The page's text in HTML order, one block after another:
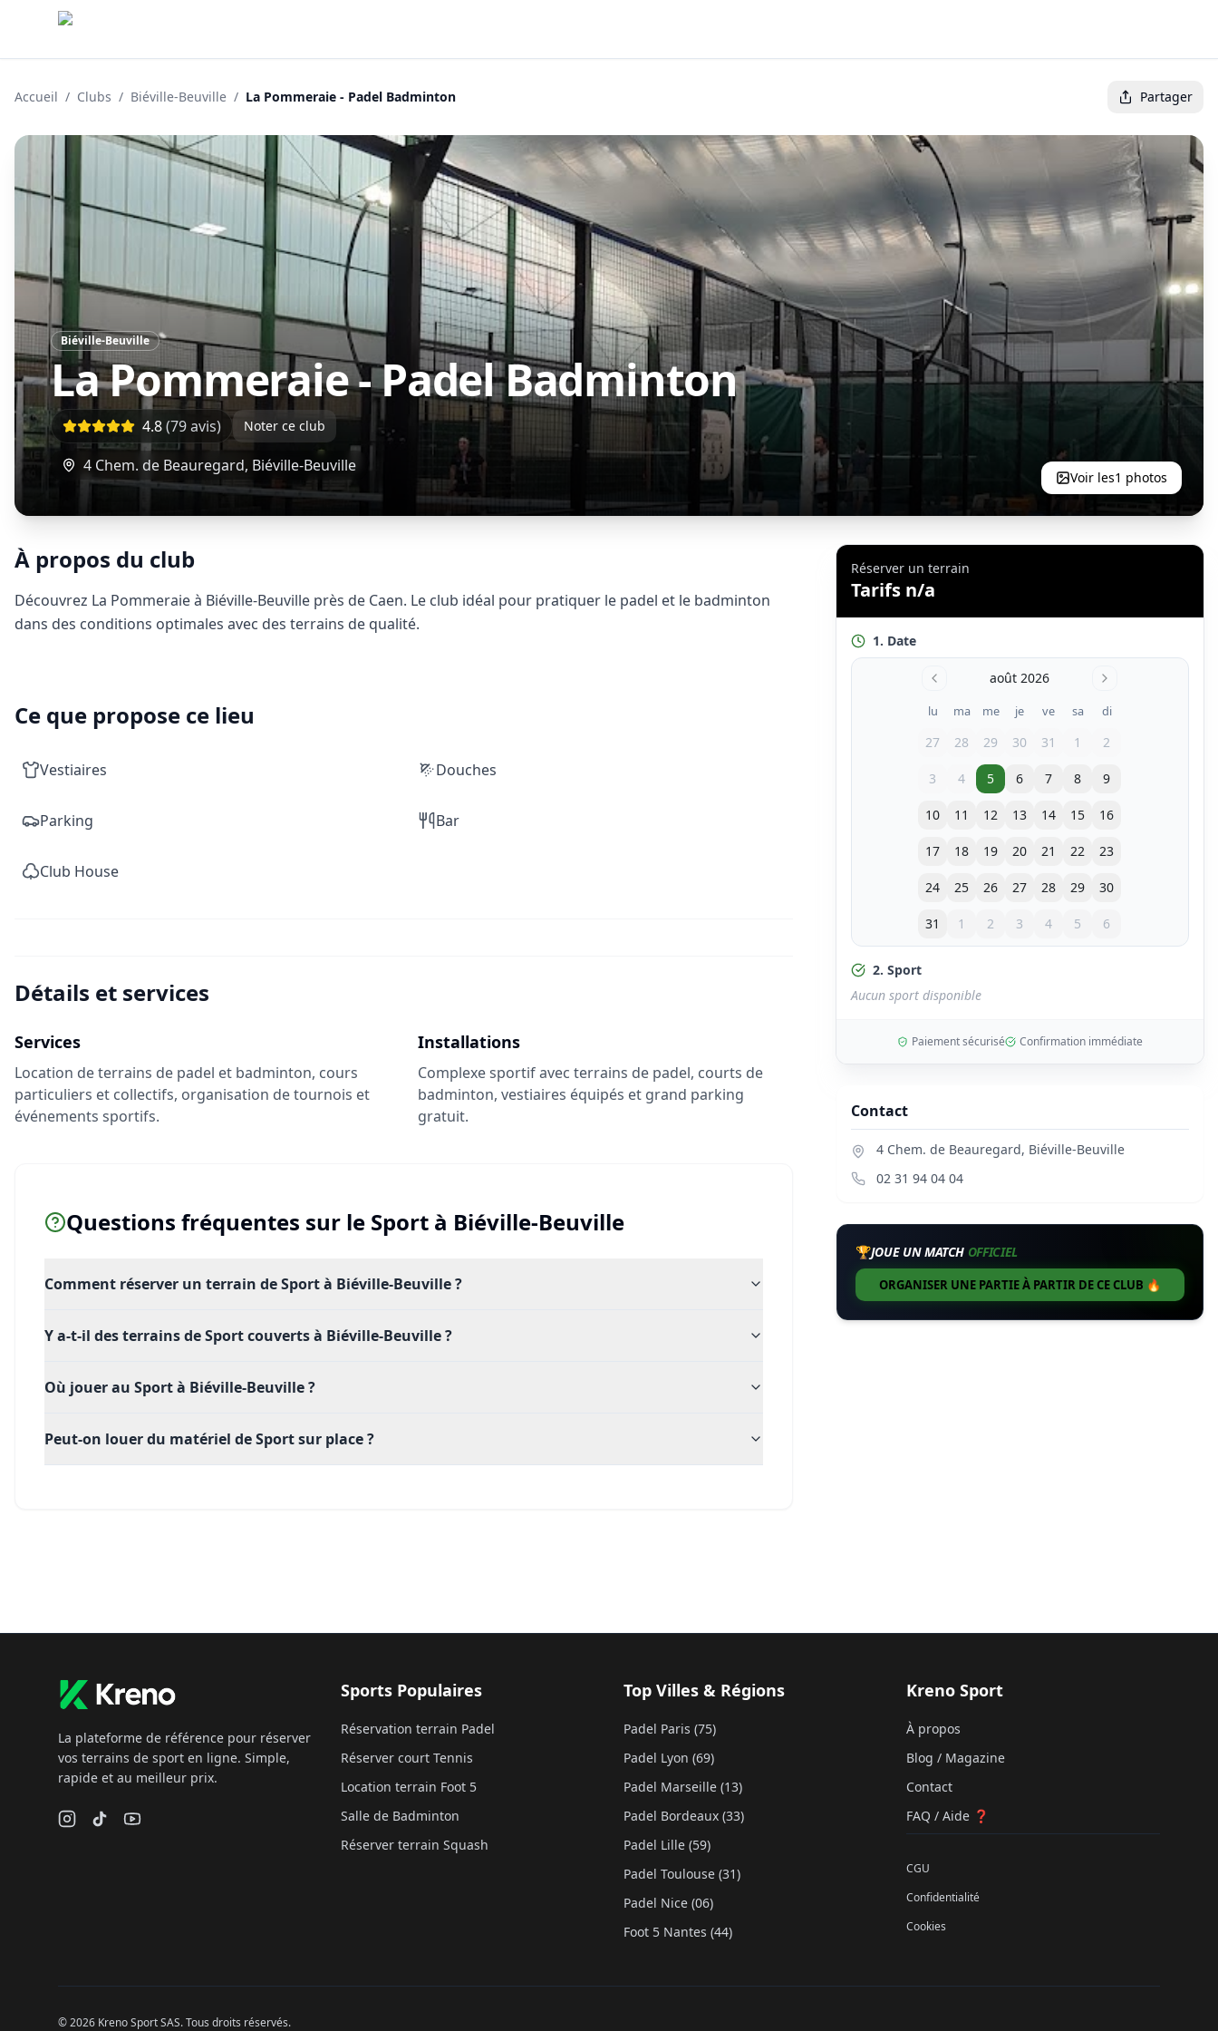
Accueil / Clubs / Biéville-Beuville / La Pommeraie - Padel Badminton Partager
Biéville-Beuville
La Pommeraie - Padel Badminton
4.8(79avis) Noter ce club
4 Chem. de Beauregard, Biéville-Beuville
Voir les1 photos
À propos du club
Découvrez La Pommeraie à Biéville-Beuville près de Caen. Le club idéal pour pratiquer le padel et le badminton
dans des conditions optimales avec des terrains de qualité.
Ce que propose ce lieu
Vestiaires Douches
Parking Bar
Club House
Détails et services
Services
Location de terrains de padel et badminton, cours
particuliers et collectifs, organisation de tournois et
événements sportifs.
Installations
Complexe sportif avec terrains de padel, courts de
badminton, vestiaires équipés et grand parking
gratuit.
Questions fréquentes sur le Sport à Biéville-Beuville
Comment réserver un terrain de Sport à Biéville-Beuville ?
Y a-t-il des terrains de Sport couverts à Biéville-Beuville ?
Où jouer au Sport à Biéville-Beuville ?
Peut-on louer du matériel de Sport sur place ?
Réserver un terrain
Tarifs n/a
1. Date
août 2026
lu ma me je ve sa di
27 28 29 30 31 1 2
3 4 5 6 7 8 9
10 11 12 13 14 15 16
17 18 19 20 21 22 23
24 25 26 27 28 29 30
31 1 2 3 4 5 6
2. Sport
Aucun sport disponible
Paiement sécurisé Confirmation immédiate
Contact
4 Chem. de Beauregard, Biéville-Beuville
02 31 94 04 04
🏆JOUE UN MATCH OFFICIEL
ORGANISER UNE PARTIE À PARTIR DE CE CLUB 🔥
La plateforme de référence pour réserver
vos terrains de sport en ligne. Simple,
rapide et au meilleur prix.
Sports Populaires
Réservation terrain Padel
Réserver court Tennis
Location terrain Foot 5
Salle de Badminton
Réserver terrain Squash
Top Villes & Régions
Padel Paris (75)
Padel Lyon (69)
Padel Marseille (13)
Padel Bordeaux (33)
Padel Lille (59)
Padel Toulouse (31)
Padel Nice (06)
Foot 5 Nantes (44)
Kreno Sport
À propos
Blog / Magazine
Contact
FAQ / Aide ❓
CGU
Confidentialité
Cookies
©2026 Kreno Sport SAS. Tous droits réservés.